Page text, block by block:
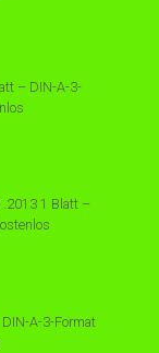
– DIN-A-3-
1 Blatt –
A-3-Format